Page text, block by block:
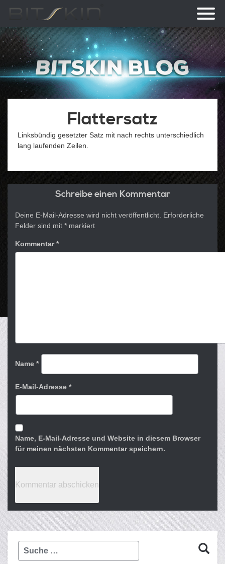
Flattersatz
Linksbündig gesetzter Satz mit nach rechts unterschiedlich
lang laufenden Zeilen.
Schreibe einen Kommentar
Deine E-Mail-Adresse wird nicht veröffentlicht. Erforderliche
Felder sind mit * markiert
Kommentar*
Name *
E-Mail-Adresse *
Name, E-Mail-Adresse und Website in diesem Browser
für meinen nächsten Kommentar speichern.
Suche